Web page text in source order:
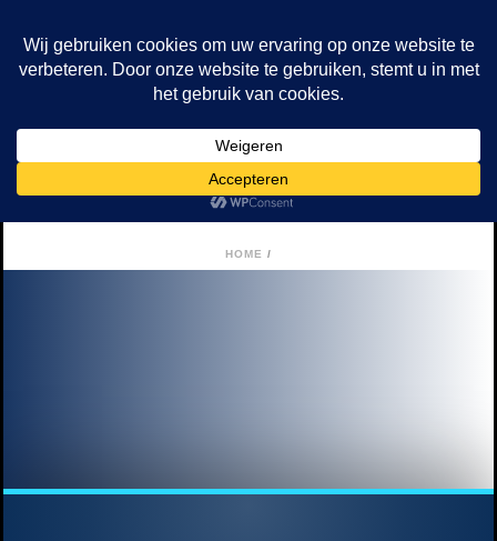
Tag Archives For: "VR Escape Rooms! Stap In
Een Andere Wereld"
HOME /